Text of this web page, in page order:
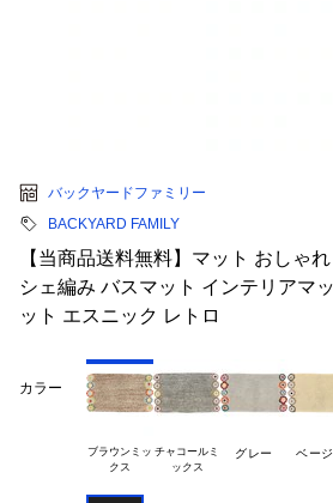
バックヤードファミリー
BACKYARD FAMILY
【当商品送料無料】マット おしゃ
シェ編み バスマット インテリアマ
ット エスニック レトロ
カラー
ブラウンミッ チャコールミ
グレー ベージ